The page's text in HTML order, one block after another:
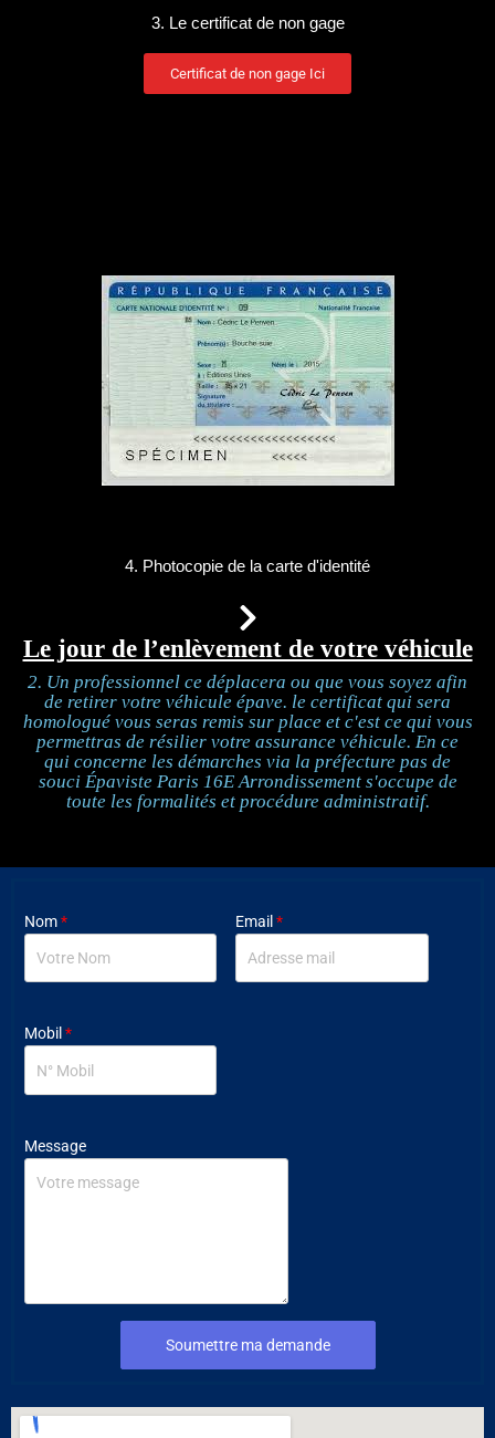
3. Le certificat de non gage
Certificat de non gage Ici
4. Photocopie de la carte d'identité
Le jour de l’enlèvement de votre véhicule
2. Un professionnel ce déplacera ou que vous soyez afin
de retirer votre véhicule épave. le certificat qui sera
homologué vous seras remis sur place et c'est ce qui vous
permettras de résilier votre assurance véhicule. En ce
qui concerne les démarches via la préfecture pas de
souci Épaviste Paris 16E Arrondissement s'occupe de
toute les formalités et procédure administratif.
Nom* Email *
Mobil *
Message
Soumettre ma demande